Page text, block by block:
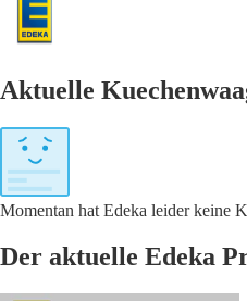
Aktuelle
Momentan hat Edeka leider keine
Der aktuelle Edeka